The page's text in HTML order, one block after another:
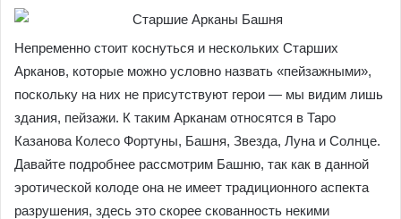
Непременно стоит коснуться и нескольких Старших
Арканов, которые можно условно назвать «пейзажными»,
поскольку на них не присутствуют герои — мы видим лишь
здания, пейзажи. К таким Арканам относятся в Таро
Казанова Колесо Фортуны, Башня, Звезда, Луна и Солнце.
Давайте подробнее рассмотрим Башню, так как в данной
эротической колоде она не имеет традиционного аспекта
разрушения, здесь это скорее скованность некими